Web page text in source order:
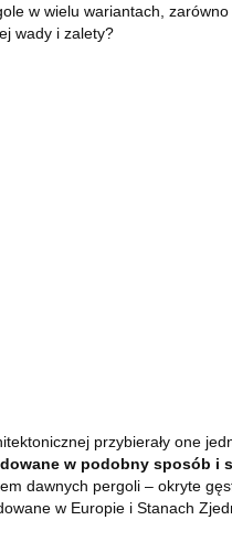
w wielu wariantach,
wady i zalety?
przybierały one
w podobny sposób i
dawnych pergoli – okryte
w Europie i Stanach